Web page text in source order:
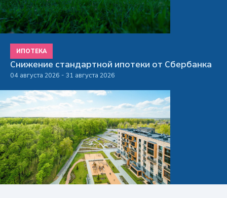
ИПОТЕКА
Снижение стандартной ипотеки от Сбербанка
04 августа 2026 - 31 августа 2026